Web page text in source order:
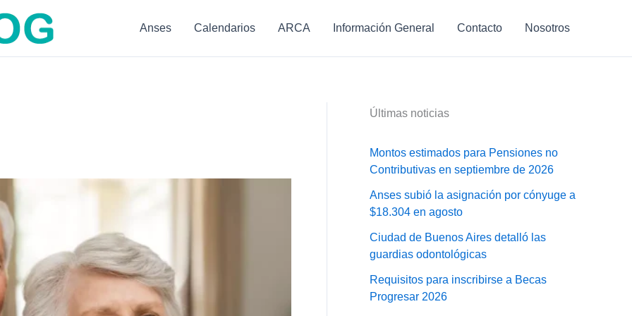
Anses Calendarios ARCA Información General Contacto Nosotros
Últimas noticias
Montos estimados para Pensiones no
Contributivas en septiembre de 2026
Anses subió la asignación por cónyuge a
$18.304 en agosto
Ciudad de Buenos Aires detalló las
guardias odontológicas
Requisitos para inscribirse a Becas
Progresar 2026